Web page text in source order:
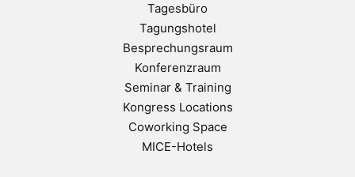
Tagesbüro
Tagungshotel
Besprechungsraum
Konferenzraum
Seminar & Training
Kongress Locations
Coworking Space
MICE-Hotels